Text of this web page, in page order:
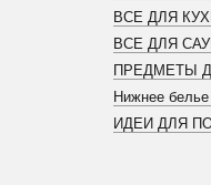
ВСЕ ДЛЯ
ВСЕ ДЛЯ
ПРЕДМЕТЫ
Нижнее
ИДЕИ ДЛЯ